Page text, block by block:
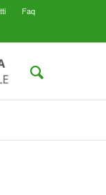
Faq